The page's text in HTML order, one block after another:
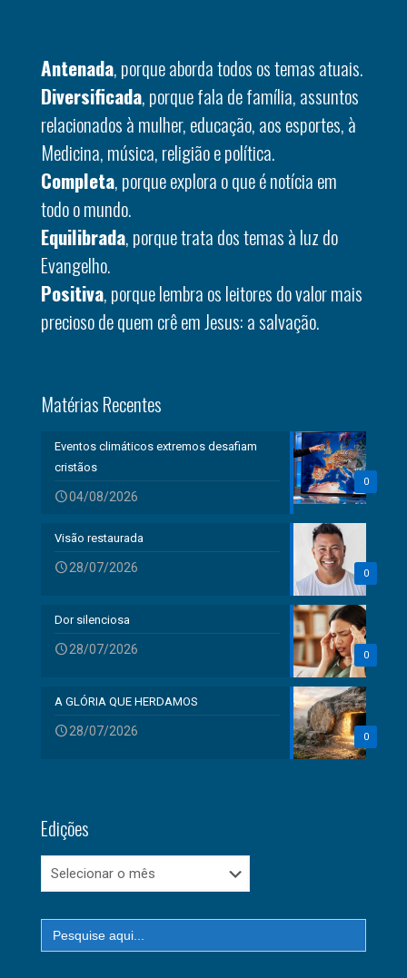
Antenada, porque aborda todos os temas atuais.
Diversificada, porque fala de família, assuntos
relacionados à mulher, educação, aos esportes, à
Medicina, música, religião e política.
Completa, porque explora o que é notícia em
todo o mundo.
Equilibrada, porque trata dos temas à luz do
Evangelho.
Positiva, porque lembra os leitores do valor mais
precioso de quem crê em Jesus: a salvação.
Matérias Recentes
0
Eventos climáticos extremos desafiam
cristãos
04/08/2026
0
Visão restaurada
28/07/2026
0
Dor silenciosa
28/07/2026
0
A GLÓRIA QUE HERDAMOS
28/07/2026
Edições
Edições
Search
for: